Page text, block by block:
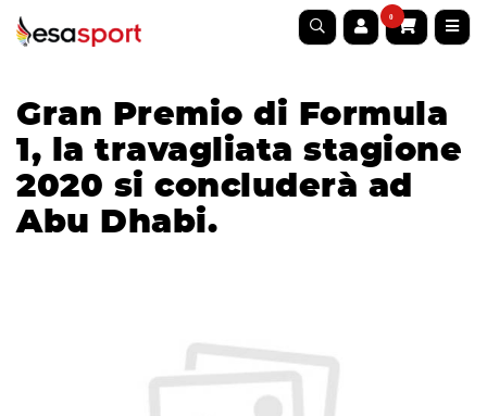
0
Gran Premio di Formula
1, la travagliata stagione
2020 si concluderà ad
Abu Dhabi.